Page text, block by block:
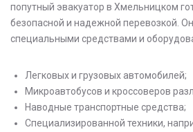
попутный эвакуатор в Хмельницком
безопасной и надежной перевозкой.
специальными средствами и
Легковых и грузовых автомобилей;
Микроавтобусов и кроссоверов
Наводные транспортные средства;
Специализированной техники,